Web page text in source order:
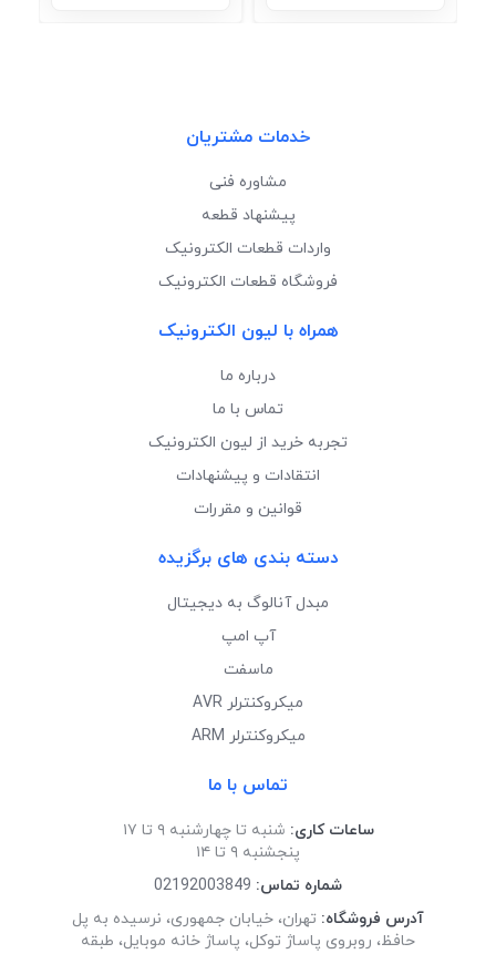
خدمات مشتریان
مشاوره فنی
پیشنهاد قطعه
واردات قطعات الکترونیک
فروشگاه قطعات الکترونیک
همراه با لیون الکترونیک
درباره ما
تماس با ما
تجربه خرید از لیون الکترونیک
انتقادات و پیشنهادات
قوانین و مقررات
دسته بندی های برگزیده
مبدل آنالوگ به دیجیتال
آپ امپ
ماسفت
میکروکنترلر AVR
میکروکنترلر ARM
تماس با ما
ساعات کاری: شنبه تا چهارشنبه ۹ تا ۱۷
پنجشنبه ۹ تا ۱۴
شماره تماس: 02192003849
آدرس فروشگاه: تهران، خیابان جمهوری، نرسیده به پل
حافظ، روبروی پاساژ توکل، پاساژ خانه موبایل، طبقه